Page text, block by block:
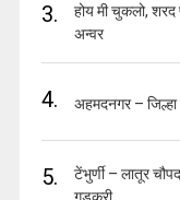
3.
होय मी चुकलो, शरद
अन्वर
4. अहमदनगर – जिल्हा
5.
टेंभुर्णी – लातूर